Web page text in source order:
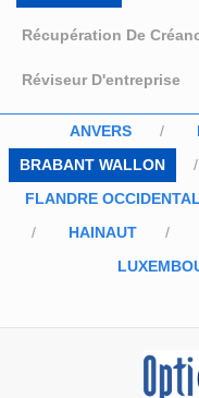
Récupération De
Réviseur D'entreprise
ANVERS
BRABANT WALLON
FLANDRE
HAINAUT